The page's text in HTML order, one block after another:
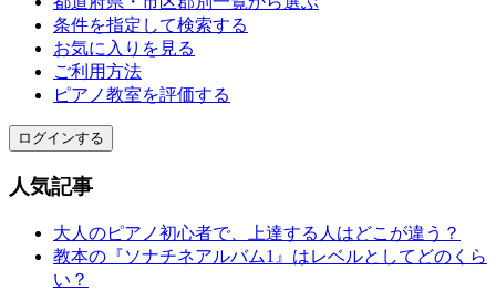
条件を指定して検索する
お気に入りを見る
ご利用方法
ピアノ教室を評価する
ログインする
人気記事
大人のピアノ初心者で、上達する人はどこが違う？
教本の『ソナチネアルバム1』はレベルとしてどのくら
い？